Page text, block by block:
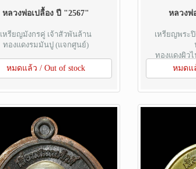
หลวงพ่อเปลื้อง ปี "2567"
เหรียญมังกรคู่ เจ้าสัวพันล้าน
ทองแดงรมมันปู (แจกศูนย์)
หมดแล้ว / Out of stock
หลวงพ่
เหรียญพระ
ทองแดงผิว
หมดแ